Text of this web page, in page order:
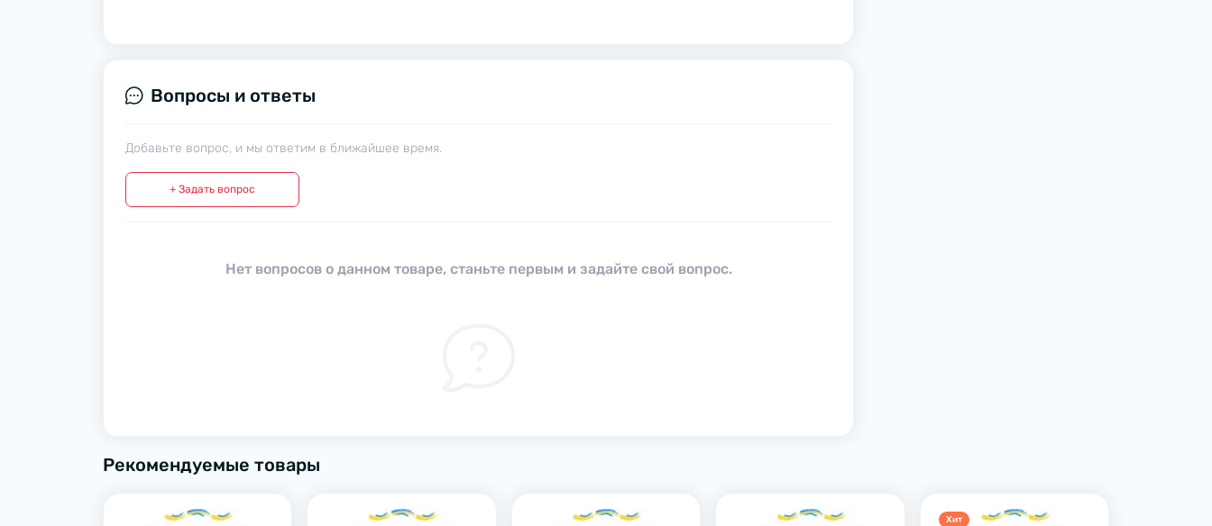
Вопросы и ответы
Добавьте вопрос, и мы ответим в ближайшее время.
+ Задать вопрос
Нет вопросов о данном товаре, станьте первым и задайте свой вопрос.
Рекомендуемые товары
Хит